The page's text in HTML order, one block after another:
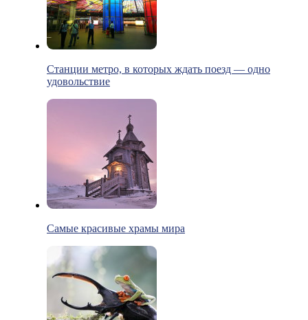
Станции метро, в которых ждать поезд — одно
удовольствие
Самые красивые храмы мира